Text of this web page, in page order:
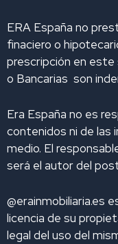
ERA España no
finaciero o
prescripción en
o Bancarias son
Era España no es
contenidos ni de las
medio. El
será el autor del
@erainmobiliaria.es
licencia de su
legal del uso del